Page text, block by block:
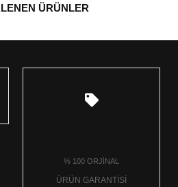
ÜRÜNLER
% 100 ORJİNAL
ÜRÜN GARANTİSİ